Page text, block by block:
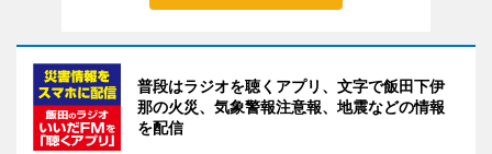
普段はラジオを聴くアプリ、文字で飯田下伊
那の火災、気象警報注意報、地震などの情報
を配信